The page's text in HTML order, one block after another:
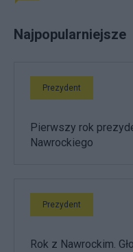
Najpopularniejsze
Prezydent
Pierwszy rok
Nawrockiego
Prezydent
Rok z Nawrockim.